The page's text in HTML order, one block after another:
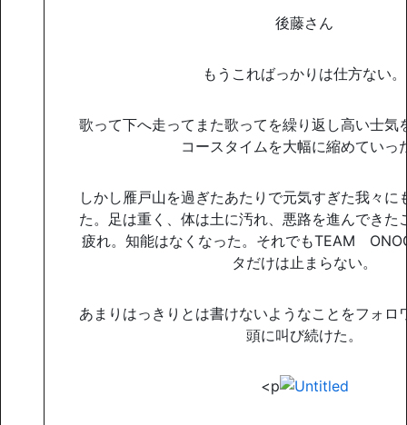
後藤さん
もうこればっかりは仕方ない。
歌って下へ走ってまた歌ってを繰り返し高い士気
コースタイムを大幅に縮めていっ
しかし雁戸山を過ぎたあたりで元気すぎた我々に
た。足は重く、体は土に汚れ、悪路を進んできた
疲れ。知能はなくなった。それでもTEAM
タだけは止まらない。
あまりはっきりとは書けないようなことをフォロ
頭に叫び続けた。
<p